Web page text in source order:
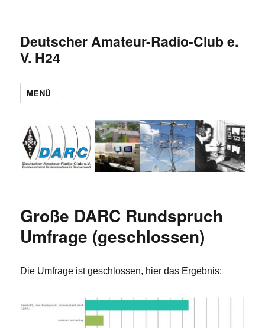
Deutscher Amateur-Radio-Club e.
V. H24
MENÜ
Große DARC Rundspruch
Umfrage (geschlossen)
Die Umfrage ist geschlossen, hier das Ergebnis: